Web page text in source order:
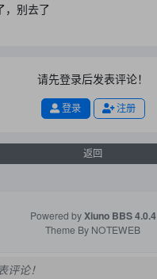
，别去了
请先登录后发表评论！
登录 注册
返回
Powered byXiuno BBS4.0.4
Theme By NOTEWEB
评论！